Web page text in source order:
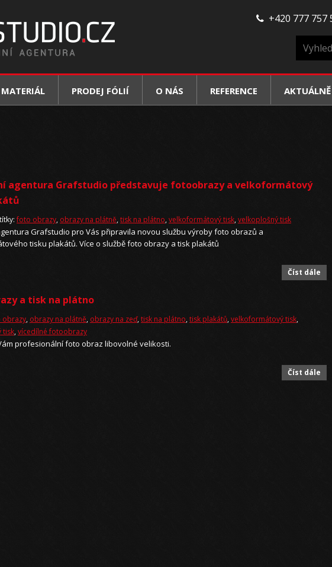
+420 777 757
PRODEJ FÓLIÍ O NÁS REFERENCE AKTUÁLNĚ
agentura Grafstudio představuje fotoobrazy a velkoformátový
foto obrazy, obrazy na plátně,tisk na plátno,velkoformátový tisk,velkoplošný tisk
Grafstudio pro Vás připravila novou službu výroby foto obrazů a
tisku plakátů. Více o službě foto obrazy a tisk plakátů
Číst dále
a tisk na plátno
obrazy, obrazy na plátně, obrazy na zeď, tisk na plátno,tisk plakátů,velkoformátový tisk,
tisk,vícedílné fotoobrazy
profesionální foto obraz libovolné velikosti.
Číst dále